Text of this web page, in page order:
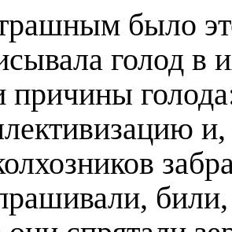
было
голод в
причины
и,
били,